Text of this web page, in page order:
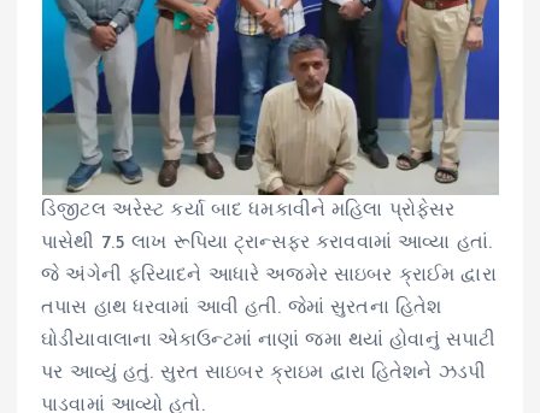
ડિજીટલ અરેસ્ટ કર્યા બાદ ધમકાવીને મહિલા પ્રોફેસર
પાસેથી 7.5 લાખ રૂપિયા ટ્રાન્સફર કરાવવામાં આવ્યા હતાં.
જે અંગેની ફરિયાદને આધારે અજમેર સાઇબર ક્રાઈમ દ્વારા
તપાસ હાથ ધરવામાં આવી હતી. જેમાં સુરતના હિતેશ
ઘોડીયાવાલાના એકાઉન્ટમાં નાણાં જમા થયાં હોવાનું સપાટી
પર આવ્યું હતું. સુરત સાઇબર ક્રાઇમ દ્વારા હિતેશને ઝડપી
પાડવામાં આવ્યો હતો.